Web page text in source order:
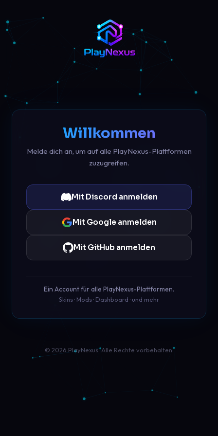
Willkommen
Melde dich an, um auf alle PlayNexus-Plattformen
zuzugreifen.
Mit Discord anmelden
Mit Google anmelden
Mit GitHub anmelden
Ein Account für alle PlayNexus-Plattformen.
Skins · Mods · Dashboard · und mehr
© 2026 PlayNexus. Alle Rechte vorbehalten.